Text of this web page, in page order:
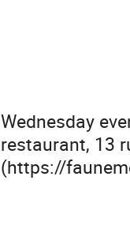
Wednesday
restaurant, 13
(https://